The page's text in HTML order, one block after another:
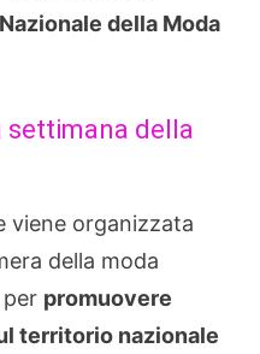
della Moda
settimana della
viene organizzata
della moda
per promuovere
territorio nazionale